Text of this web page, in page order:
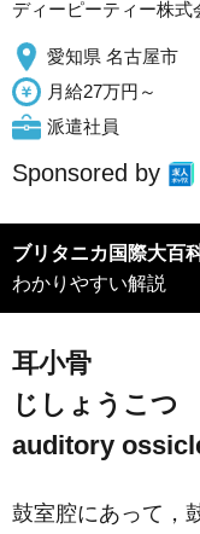
ディーピーティー株式
愛知県 名古屋市
月給27万円～
派遣社員
Sponsored by
ブリタニカ国際大百
わかりやすい解説
耳小骨
じしょうこつ
auditory
鼓室腔にあって，